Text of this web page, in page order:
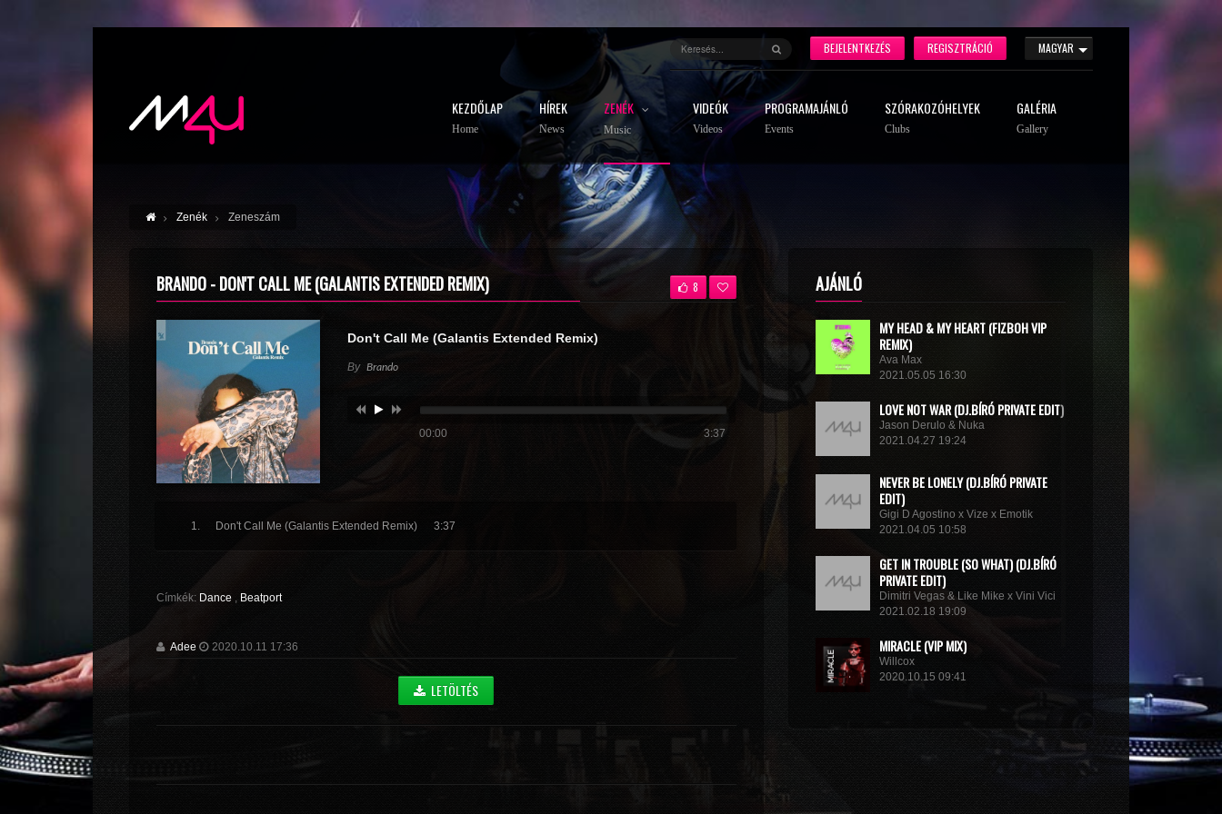
MAGYAR
REGISZTRÁCIÓ
BEJELENTKEZÉS
KEZDŐLAP
Home
HÍREK
News
ZENÉK
Music
VIDEÓK
Videos
PROGRAMAJÁNLÓ
Events
SZÓRAKOZÓHELYEK
Clubs
GALÉRIA
Gallery
Zenék Zeneszám
BRANDO - DON'T CALL ME (GALANTIS EXTENDED REMIX) 8
Don't Call Me (Galantis Extended Remix)
By Brando
00:00 3:37
Don't Call Me (Galantis Extended Remix) 3:37
Címkék: Dance , Beatport
Adee 2020.10.11 17:36
LETÖLTÉS
AJÁNLÓ
MY HEAD & MY HEART (FIZBOH VIP
REMIX)
Ava Max
2021.05.05 16:30
LOVE NOT WAR (DJ.BÍRÓ PRIVATE EDIT)
Jason Derulo & Nuka
2021.04.27 19:24
NEVER BE LONELY (DJ.BÍRÓ PRIVATE
EDIT)
Gigi D Agostino x Vize x Emotik
2021.04.05 10:58
GET IN TROUBLE (SO WHAT) (DJ.BÍRÓ
PRIVATE EDIT)
Dimitri Vegas & Like Mike x Vini Vici
2021.02.18 19:09
MIRACLE (VIP MIX)
Willcox
2020.10.15 09:41
2020.10.11 21:00